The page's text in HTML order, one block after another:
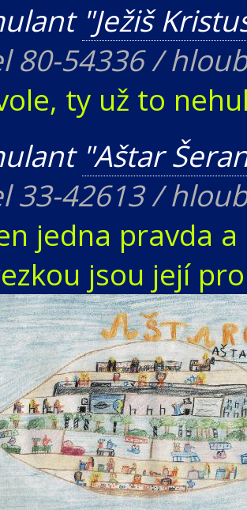
"Ježiš
80-54336 /
ty už to
"Aštar
33-42613 /
jedna pravda
jsou její